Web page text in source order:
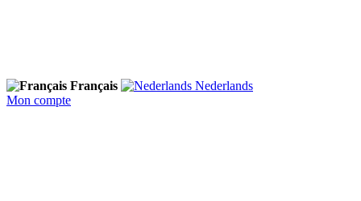
Français
Nederlands
Mon compte